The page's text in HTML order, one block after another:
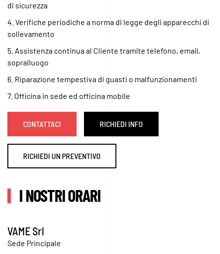
di sicurezza
4. Verifiche periodiche a norma di legge degli apparecchi di
sollevamento
5. Assistenza continua al Cliente tramite telefono, email,
sopralluogo
6. Riparazione tempestiva di guasti o malfunzionamenti
7. Officina in sede ed officina mobile
CONTATTACI RICHIEDI INFO
RICHIEDI UN PREVENTIVO
I NOSTRI ORARI
VAME Srl
Sede Principale